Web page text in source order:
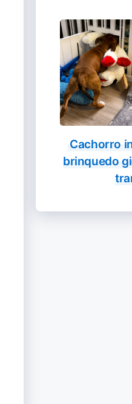
Cachorro
brinquedo